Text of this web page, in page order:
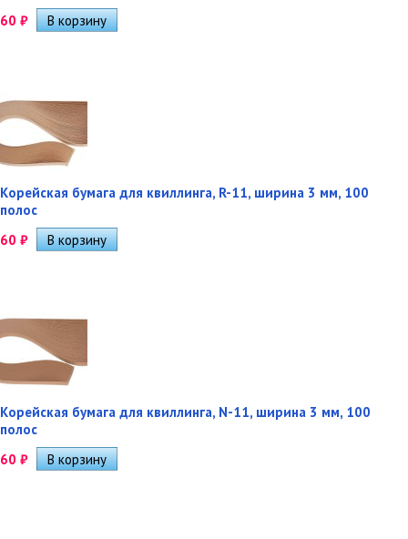
60 ₽
Корейская бумага для квиллинга, R-11, ширина 3 мм, 100
полос
60 ₽
Корейская бумага для квиллинга, N-11, ширина 3 мм, 100
полос
60 ₽